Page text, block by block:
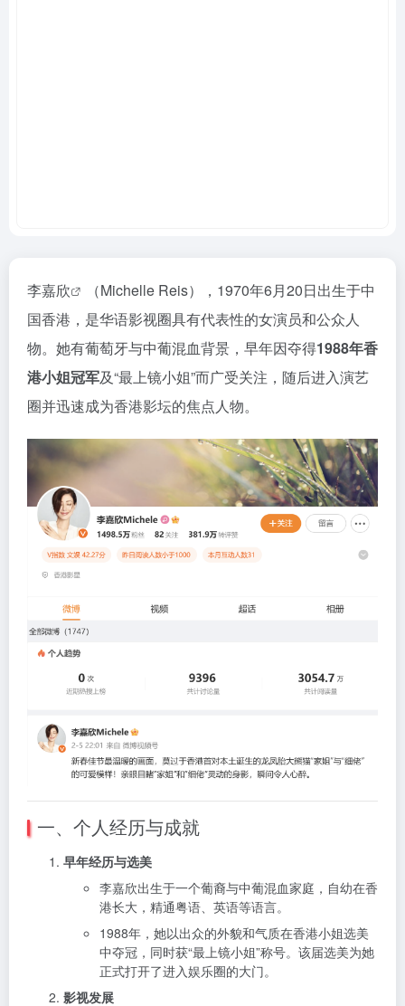
李嘉欣
（Michelle Reis），1970年6月20日出生于中
国香港，是华语影视圈具有代表性的女演员和公众人
物。她有葡萄牙与中葡混血背景，早年因夺得1988年香
港小姐冠军及“最上镜小姐”而广受关注，随后进入演艺
圈并迅速成为香港影坛的焦点人物。
一、个人经历与成就
早年经历与选美
李嘉欣出生于一个葡裔与中葡混血家庭，自幼在香
港长大，精通粤语、英语等语言。
1988年，她以出众的外貌和气质在香港小姐选美
中夺冠，同时获“最上镜小姐”称号。该届选美为她
正式打开了进入娱乐圈的大门。
影视发展